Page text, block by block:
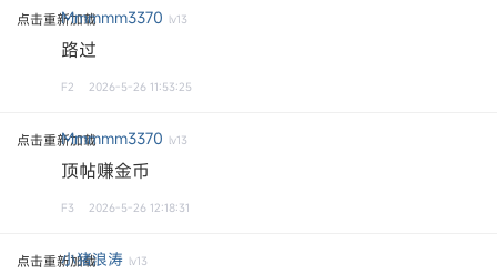
点击重新加载Mmmmm3370 lv13
路过
F2 2026-5-26 11:53:25
点击重新加载Mmmmm3370 lv13
顶帖赚金币
F3 2026-5-26 12:18:31
点击重新加载
小猪浪涛 lv13